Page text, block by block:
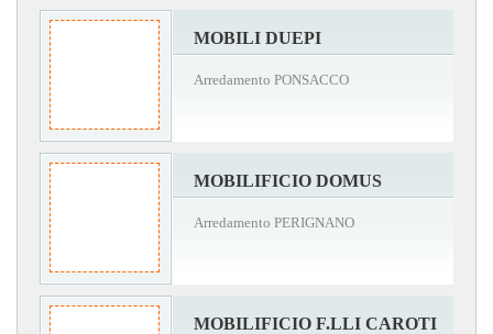
MOBILI DUEPI
Arredamento PONSACCO
MOBILIFICIO DOMUS
Arredamento PERIGNANO
MOBILIFICIO F.LLI CAROTI